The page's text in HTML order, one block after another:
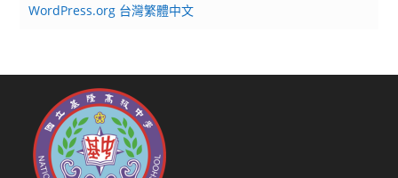
WordPress.org 台灣繁體中文